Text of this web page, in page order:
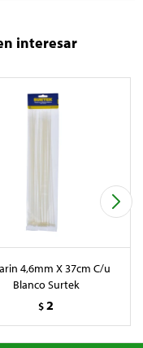
interesar
4,6mm X 37cm C/u
Blanco Surtek
$2